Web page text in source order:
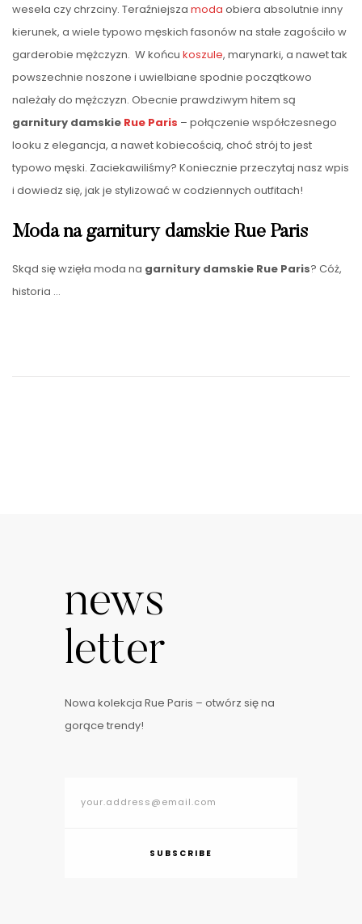
wesela czy chrzciny. Teraźniejsza moda obiera absolutnie inny
kierunek, a wiele typowo męskich fasonów na stałe zagościło w
garderobie mężczyzn. W końcu koszule, marynarki, a nawet tak
powszechnie noszone i uwielbiane spodnie początkowo
należały do mężczyzn. Obecnie prawdziwym hitem są
garnitury damskie Rue Paris – połączenie współczesnego
looku z elegancja, a nawet kobiecością, choć strój to jest
typowo męski. Zaciekawiliśmy? Koniecznie przeczytaj nasz wpis
i dowiedz się, jak je stylizować w codziennych outfitach!
Moda na garnitury damskie Rue Paris
Skąd się wzięła moda na garnitury damskie Rue Paris? Cóż,
historia …
news
letter
Nowa kolekcja Rue Paris – otwórz się na
gorące trendy!
SUBSCRIBE